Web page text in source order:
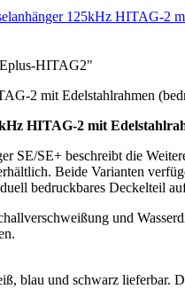
125kHz HITAG-2
HITAG2"
2 mit Edelstahlrahmen
HITAG-2 mit
SE/SE+ beschreibt die
Beide Varianten
bedruckbares Deckelteil
und
blau und schwarz lieferbar.